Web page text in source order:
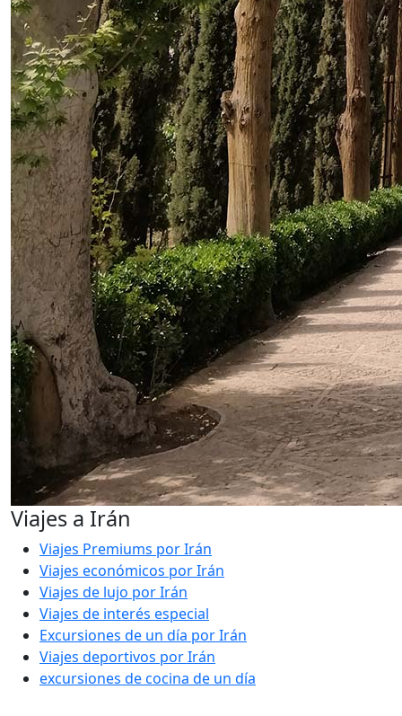
Viajes a Irán
Viajes Premiums por Irán
Viajes económicos por Irán
Viajes de lujo por Irán
Viajes de interés especial
Excursiones de un día por Irán
Viajes deportivos por Irán
excursiones de cocina de un día